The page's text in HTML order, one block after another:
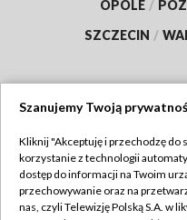
OPOLE /
SZCZECIN /
Abonament TVP
Szanujemy Twoją
Kliknij "Akceptuję i przechodzę do
korzystanie z technologii
dostęp do informacji na Twoim
przechowywanie oraz na
nas, czyli Telewizję Polską S.A. w